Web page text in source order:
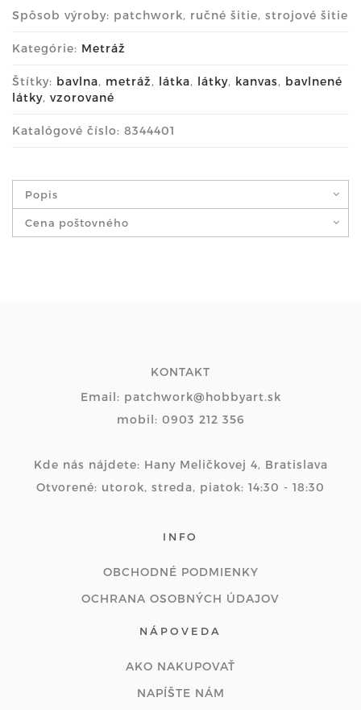
Spôsob výroby: patchwork, ručné šitie, strojové šitie
Kategórie: Metráž
Štítky: bavlna, metráž, látka, látky, kanvas, bavlnené
látky, vzorované
Katalógové číslo: 8344401
Popis
Cena poštovného
KONTAKT
Email: patchwork@hobbyart.sk
mobil: 0903 212 356
Kde nás nájdete: Hany Meličkovej 4, Bratislava
Otvorené: utorok, streda, piatok: 14:30 - 18:30
INFO
OBCHODNÉ PODMIENKY
OCHRANA OSOBNÝCH ÚDAJOV
NÁPOVEDA
AKO NAKUPOVAŤ
NAPÍŠTE NÁM